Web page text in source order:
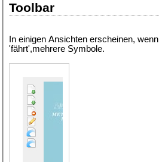
Toolbar
In einigen Ansichten erscheinen,
'fährt',mehrere Symbole.